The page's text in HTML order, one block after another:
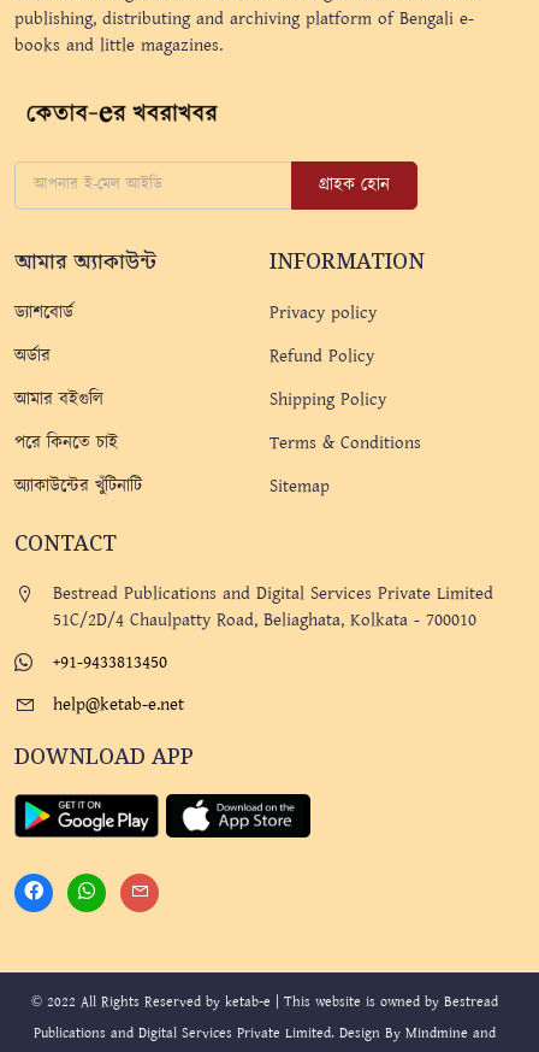
publishing, distributing and archiving platform of Bengali e-
books and little magazines.
গ্রাহক হোন
আমার অ্যাকাউন্ট
ড্যাশবোর্ড
অর্ডার
আমার বইগুলি
পরে কিনতে চাই
অ্যাকাউন্টের খুঁটিনাটি
INFORMATION
Privacy policy
Refund Policy
Shipping Policy
Terms & Conditions
Sitemap
CONTACT
Bestread Publications and Digital Services Private Limited
51C/2D/4 Chaulpatty Road, Beliaghata, Kolkata - 700010
+91-9433813450
help@ketab-e.net
DOWNLOAD APP
© 2022 All Rights Reserved by ketab-e | This website is owned by Bestread
Publications and Digital Services Private Limited. Design By Mindmine and